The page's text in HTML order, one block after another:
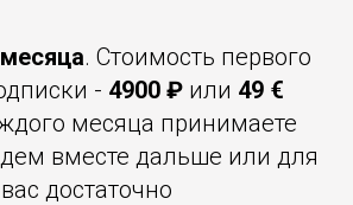
. Стоимость первого
- 4900 ₽или 49 €
месяца принимаете
вместе дальше или для
вас достаточно